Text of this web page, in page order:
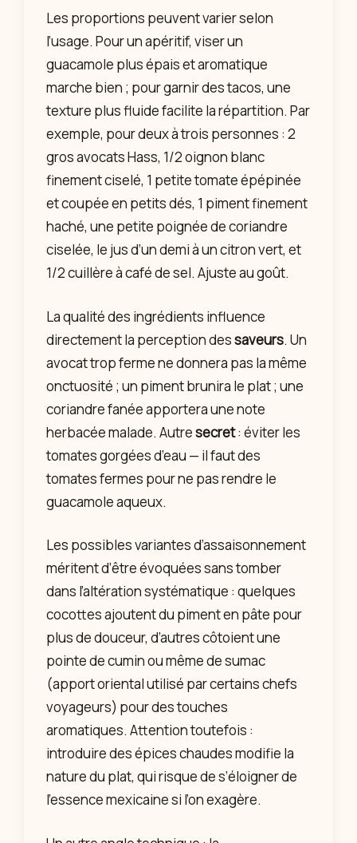
Les proportions peuvent varier selon
l’usage. Pour un apéritif, viser un
guacamole plus épais et aromatique
marche bien ; pour garnir des tacos, une
texture plus fluide facilite la répartition. Par
exemple, pour deux à trois personnes : 2
gros avocats Hass, 1/2 oignon blanc
finement ciselé, 1 petite tomate épépinée
et coupée en petits dés, 1 piment finement
haché, une petite poignée de coriandre
ciselée, le jus d’un demi à un citron vert, et
1/2 cuillère à café de sel. Ajuste au goût.
La qualité des ingrédients influence
directement la perception dessaveurs. Un
avocat trop ferme ne donnera pas la même
onctuosité ; un piment brunira le plat ; une
coriandre fanée apportera une note
herbacée malade. Autresecret: éviter les
tomates gorgées d’eau — il faut des
tomates fermes pour ne pas rendre le
guacamole aqueux.
Les possibles variantes d’assaisonnement
méritent d’être évoquées sans tomber
dans l’altération systématique : quelques
cocottes ajoutent du piment en pâte pour
plus de douceur, d’autres côtoient une
pointe de cumin ou même de sumac
(apport oriental utilisé par certains chefs
voyageurs) pour des touches
aromatiques. Attention toutefois :
introduire des épices chaudes modifie la
nature du plat, qui risque de s’éloigner de
l’essence mexicaine si l’on exagère.